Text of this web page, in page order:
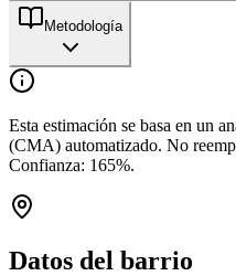
Metodología
Esta estimación se basa en un
(CMA) automatizado. No
Confianza: 165%.
Datos del barrio